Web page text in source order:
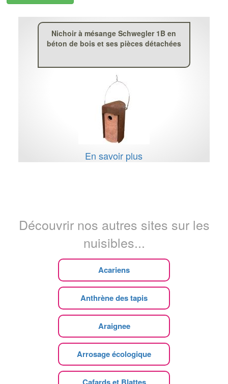
Nichoir à mésange Schwegler 1B en
béton de bois et ses pièces détachées
En savoir plus
Découvrir nos autres sites sur les
nuisibles...
Acariens
Anthrène des tapis
Araignee
Arrosage écologique